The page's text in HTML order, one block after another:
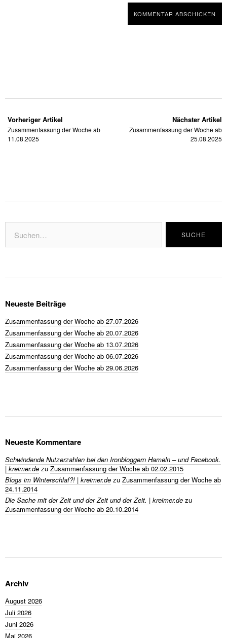
Vorheriger Artikel
Zusammenfassung der Woche ab
11.08.2025
Nächster Artikel
Zusammenfassung der Woche ab
25.08.2025
Neueste Beiträge
Zusammenfassung der Woche ab 27.07.2026
Zusammenfassung der Woche ab 20.07.2026
Zusammenfassung der Woche ab 13.07.2026
Zusammenfassung der Woche ab 06.07.2026
Zusammenfassung der Woche ab 29.06.2026
Neueste Kommentare
Schwindende Nutzerzahlen bei den Ironbloggern Hameln – und Facebook.
| kreimer.de zu Zusammenfassung der Woche ab 02.02.2015
Blogs im Winterschlaf?! | kreimer.de zu Zusammenfassung der Woche ab
24.11.2014
Die Sache mit der Zeit und der Zeit und der Zeit. | kreimer.de zu
Zusammenfassung der Woche ab 20.10.2014
Archiv
August 2026
Juli 2026
Juni 2026
Mai 2026